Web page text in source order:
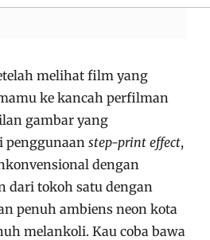
melihat film yang
ke kancah perfilman
gambar yang
penggunaan step-print effect,
dengan
dari tokoh satu dengan
penuh ambiens neon kota
melankoli. Kau coba bawa